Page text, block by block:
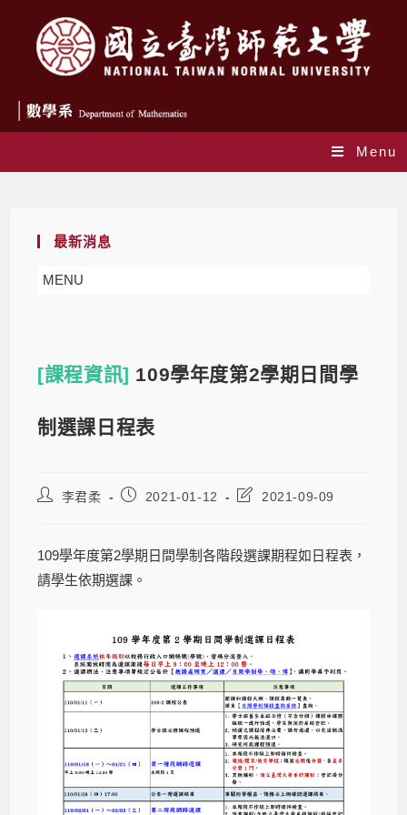
Menu
最新消息
MENU
[課程資訊] 109學年度第2學期日間學
制選課日程表
李君柔 2021-01-12 2021-09-09
109學年度第2學期日間學制各階段選課期程如日程表，
請學生依期選課。